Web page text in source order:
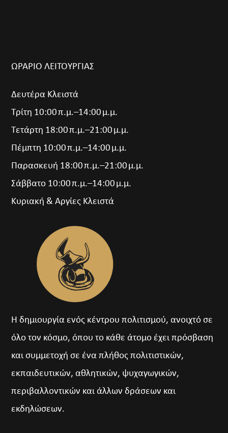
ΩΡΑΡΙΟ ΛΕΙΤΟΥΡΓΙΑΣ
Δευτέρα Κλειστά
Τρίτη 10:00 π.μ.–14:00 μ.μ.
Τετάρτη 18:00 π.μ.–21:00 μ.μ.
Πέμπτη 10:00 π.μ.–14:00 μ.μ.
Παρασκευή 18:00 π.μ.–21:00 μ.μ.
Σάββατο 10:00 π.μ.–14:00 μ.μ.
Κυριακή & Αργίες Κλειστά
Η δημιουργία ενός κέντρου πολιτισμού, ανοιχτό σε
όλο τον κόσμο, όπου το κάθε άτομο έχει πρόσβαση
και συμμετοχή σε ένα πλήθος πολιτιστικών,
εκπαιδευτικών, αθλητικών, ψυχαγωγικών,
περιβαλλοντικών και άλλων δράσεων και
εκδηλώσεων.